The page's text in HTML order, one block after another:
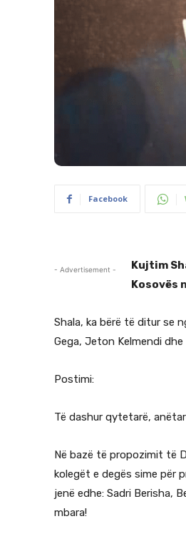
Facebook
- Advertisement -
Kujtim
Kosovës
Shala, ka bërë të ditur se
Gega, Jeton Kelmendi dhe
Postimi:
Të dashur qytetarë,
Në bazë të propozimit të
kolegët e degës sime për
jenë edhe: Sadri Berisha,
mbara!